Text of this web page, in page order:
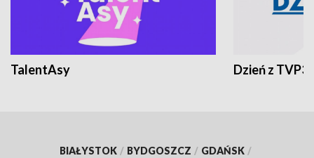
TalentAsy Dzień z TVP3
BIAŁYSTOK / BYDGOSZCZ / GDAŃSK /